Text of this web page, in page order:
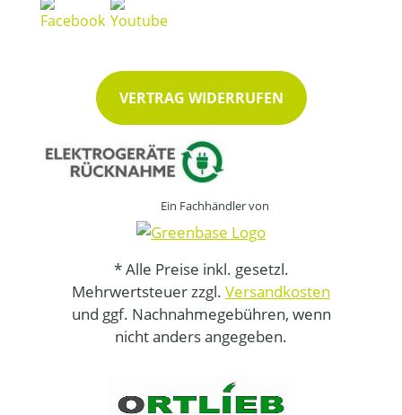
VERTRAG WIDERRUFEN
Ein Fachhändler von
* Alle Preise inkl. gesetzl.
Mehrwertsteuer zzgl. Versandkosten
und ggf. Nachnahmegebühren, wenn
nicht anders angegeben.